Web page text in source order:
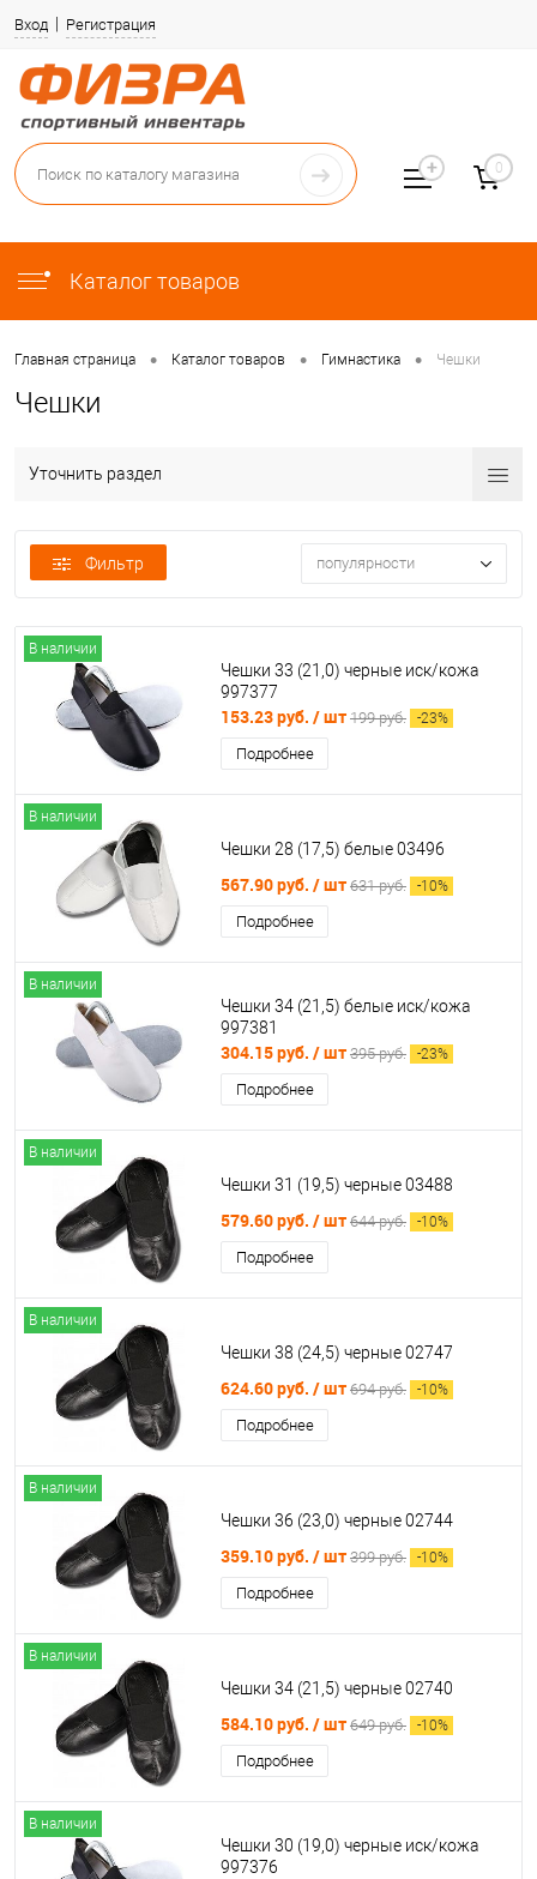
Вход Регистрация
Каталог товаров
0
Главная страница • Каталог товаров • Гимнастика • Чешки
Чешки
Уточнить раздел
Фильтр популярности
В наличии
Чешки 33 (21,0) черные иск/кожа
997377
153.23 руб. / шт 199 руб. -23%
Подробнее
В наличии
Чешки 28 (17,5) белые 03496
567.90 руб. / шт 631 руб. -10%
Подробнее
В наличии
Чешки 34 (21,5) белые иск/кожа
997381
304.15 руб. / шт 395 руб. -23%
Подробнее
В наличии
Чешки 31 (19,5) черные 03488
579.60 руб. / шт 644 руб. -10%
Подробнее
В наличии
Чешки 38 (24,5) черные 02747
624.60 руб. / шт 694 руб. -10%
Подробнее
В наличии
Чешки 36 (23,0) черные 02744
359.10 руб. / шт 399 руб. -10%
Подробнее
В наличии
Чешки 34 (21,5) черные 02740
584.10 руб. / шт 649 руб. -10%
Подробнее
В наличии
Чешки 30 (19,0) черные иск/кожа
997376